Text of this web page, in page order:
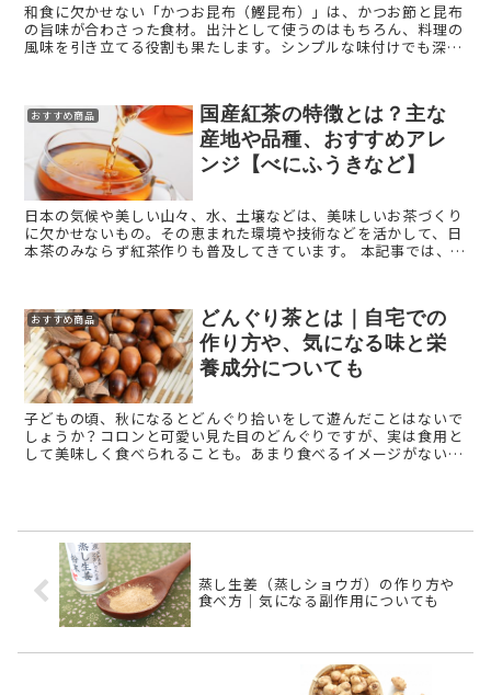
和食に欠かせない「かつお昆布（鰹昆布）」は、かつお節と昆布
の旨味が合わさった食材。出汁として使うのはもちろん、料理の
風味を引き立てる役割も果たします。シンプルな味付けでも深み
おすすめ商品
国産紅茶の特徴とは？主な
産地や品種、おすすめアレ
ンジ【べにふうきなど】
日本の気候や美しい山々、水、土壌などは、美味しいお茶づくり
に欠かせないもの。その恵まれた環境や技術などを活かして、日
本茶のみならず紅茶作りも普及してきています。 本記事では、日
おすすめ商品
どんぐり茶とは｜自宅での
作り方や、気になる味と栄
養成分についても
子どもの頃、秋になるとどんぐり拾いをして遊んだことはないで
しょうか？コロンと可愛い見た目のどんぐりですが、実は食用と
して美味しく食べられることも。あまり食べるイメージがないど
蒸し生姜（蒸しショウガ）の作り方や
食べ方｜気になる副作用についても